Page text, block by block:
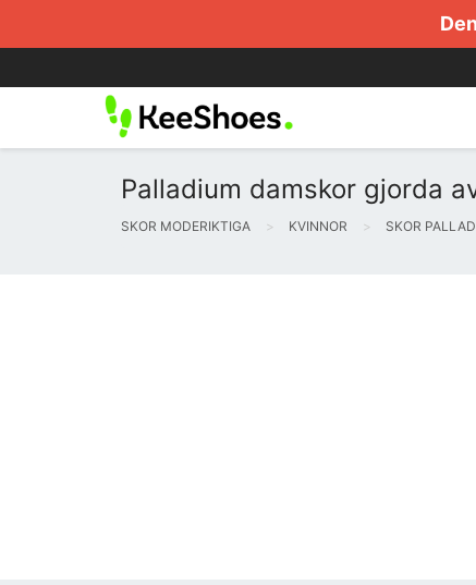
Palladium damskor gjorda
SKOR MODERIKTIGA KVINNOR SKOR